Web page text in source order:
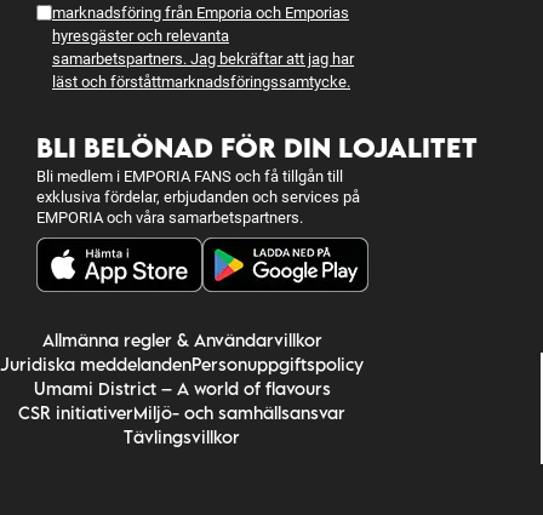
marknadsföring från Emporia och Emporias
hyresgäster och relevanta
samarbetspartners. Jag bekräftar att jag har
läst och förståttmarknadsföringssamtycke.
BLI BELÖNAD FÖR DIN LOJALITET
Bli medlem i EMPORIA FANS och få tillgån till
exklusiva fördelar, erbjudanden och services på
EMPORIA och våra samarbetspartners.
Allmänna regler & Användarvillkor
Juridiska meddelandenPersonuppgiftspolicy
Umami District – A world of flavours
CSR initiativerMiljö- och samhällsansvar
Tävlingsvillkor